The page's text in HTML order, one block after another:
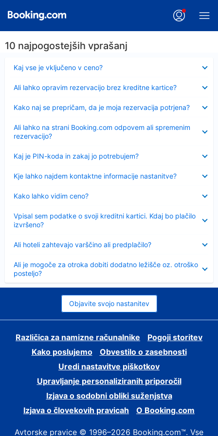
10 najpogostejših vprašanj
Kaj vse je vključeno v ceno?
Ali lahko opravim rezervacijo brez kreditne kartice?
Kako naj se prepričam, da je moja rezervacija potrjena?
Ali lahko na strani Booking.com odpovem ali spremenim
rezervacijo?
Kaj je PIN-koda in zakaj jo potrebujem?
Kje lahko najdem kontaktne informacije nastanitve?
Kako lahko vidim ceno?
Vpisal sem podatke o svoji kreditni kartici. Kdaj bo plačilo
izvršeno?
Ali hoteli zahtevajo varščino ali predplačilo?
Ali je mogoče za otroka dobiti dodatno ležišče oz. otroško
posteljo?
Objavite svojo nastanitev
Različica za namizne računalnike
Pogoji storitev
Kako poslujemo
Obvestilo o zasebnosti
Uredi nastavitve piškotkov
Upravljanje personaliziranih priporočil
Izjava o sodobni obliki suženjstva
Izjava o človekovih pravicah
O Booking.com
Avtorske pravice © 1996–2026 Booking.com™. Vse